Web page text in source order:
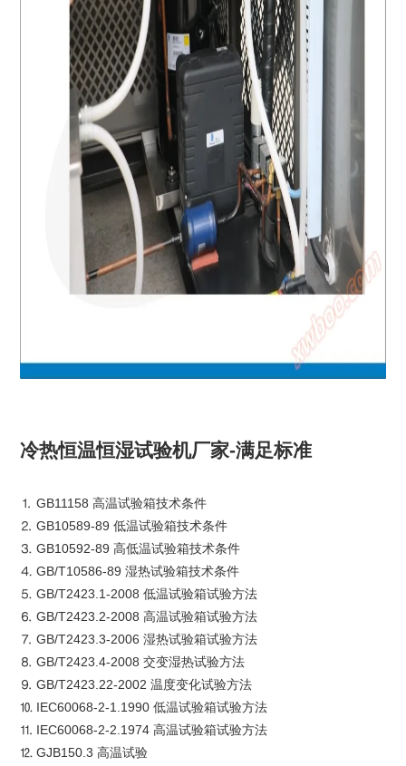
冷热恒温恒湿试验机厂家-满足标准
⒈ GB11158 高温试验箱技术条件
⒉ GB10589-89 低温试验箱技术条件
⒊ GB10592-89 高低温试验箱技术条件
⒋ GB/T10586-89 湿热试验箱技术条件
⒌ GB/T2423.1-2008 低温试验箱试验方法
⒍ GB/T2423.2-2008 高温试验箱试验方法
⒎ GB/T2423.3-2006 湿热试验箱试验方法
⒏ GB/T2423.4-2008 交变湿热试验方法
⒐ GB/T2423.22-2002 温度变化试验方法
⒑ IEC60068-2-1.1990 低温试验箱试验方法
⒒ IEC60068-2-2.1974 高温试验箱试验方法
⒓ GJB150.3 高温试验